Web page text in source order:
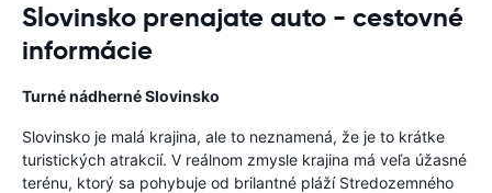
Slovinsko prenajate auto - cestovné
informácie
Turné nádherné Slovinsko
Slovinsko je malá krajina, ale to neznamená, že je to krátke
turistických atrakcií. V reálnom zmysle krajina má veľa úžasné
terénu, ktorý sa pohybuje od brilantné pláží Stredozemného